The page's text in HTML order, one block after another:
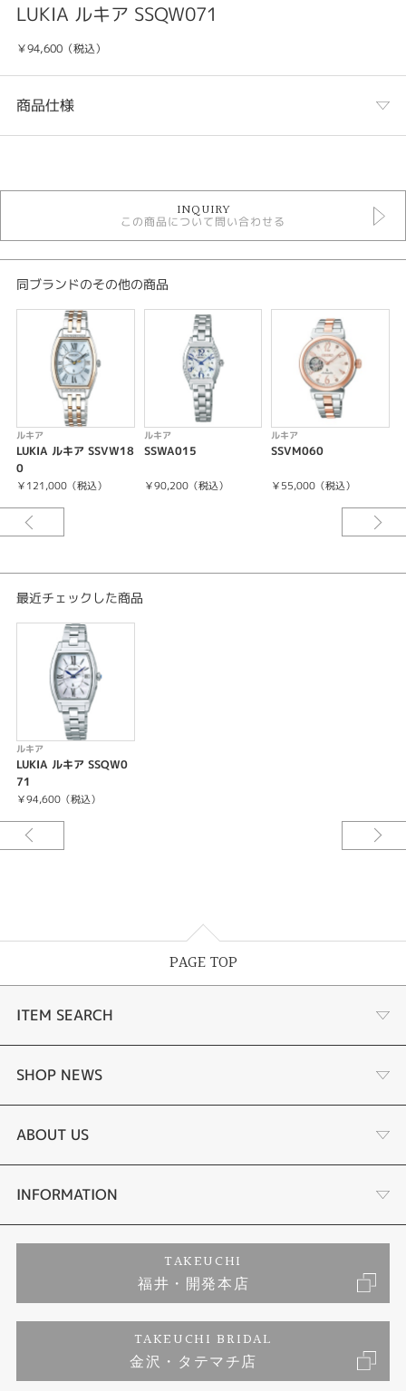
LUKIA ルキア SSQW071
￥94,600（税込）
商品仕様
時計
金属ベルト
ソーラー電波
10気圧防水
ルキア
レディース 腕時計
腕時計
紹介文
キャリバーNo/1B32
ソーラー電波修正
非受信時平均月差±15秒
フル充電時約6ヶ月間 パワーセーブ時約1.5年
-即スタート機能
-フルオートカレンダー機能（2099年12月31日まで）
-電波修正機能（日本・中国・アメリカ・ドイツの標準電波を受信）
-自動受信機能
-強制受信機能
-受信結果表示機能
-時差修正機能
-針位置自動修正機能
-カレンダー（日付）機能つき
INQUIRY
この商品について問い合わせる
同ブランドのその他の商品
ルキア
LUKIA ルキア SSVW18
0
￥121,000（税込）
ルキア
SSWA015
￥90,200（税込）
ルキア
SSVM060
￥55,000（税込）
最近チェックした商品
ルキア
LUKIA ルキア SSQW0
71
￥94,600（税込）
PAGE TOP
ITEM SEARCH
婚約指輪
結婚指輪
セットリング
婚約ネックレス
エタニティリング
SHOP NEWS
タケウチのこだわり
プロポーズサポート
ブランドリスト
ジュエリーリフォーム
福井指輪工房｜手作りペアリング
ABOUT US
会社概要
お客様の声
INFORMATION
プライバシーポリシー
TAKEUCHI
福井・開発本店
TAKEUCHI BRIDAL
金沢・タテマチ店